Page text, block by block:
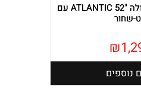
מאוורר תקרה לפרגולה "ATLANTIC 52 עם
שחור
₪
נוספים